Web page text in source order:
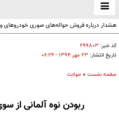
باز
و
هشدار درباره فروش حواله‌های صوری خودروهای
کد خبر: ۲۹۹۸۰۳
تاریخ انتشار: ۲۳ مهر ۱۳۹۴ - ۰۶:۲۴
صفحه نخست »حوادث
ربودن نوه آلمانی از